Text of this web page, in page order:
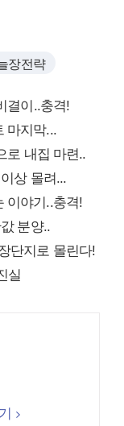
장전략
결이..충격!
마지막...
로 내집 마련..
상 몰려...
이야기..충격!
분양..
단지로 몰린다!
실